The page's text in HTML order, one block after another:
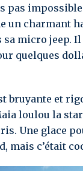
pas
un charmant
sa micro jeep.
quelques
bruyante et
loulou la
Une glace
mais c’était